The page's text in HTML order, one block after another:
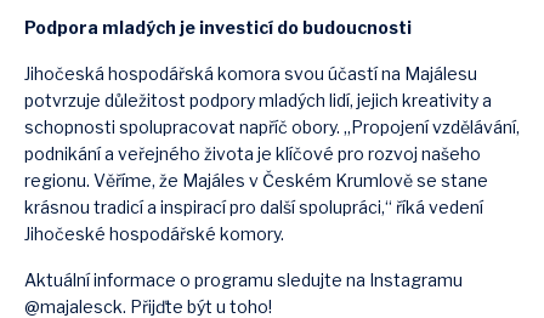
Podpora mladých je investicí do budoucnosti
Jihočeská hospodářská komora svou účastí na Majálesu
potvrzuje důležitost podpory mladých lidí, jejich kreativity a
schopnosti spolupracovat napříč obory. „Propojení vzdělávání,
podnikání a veřejného života je klíčové pro rozvoj našeho
regionu. Věříme, že Majáles v Českém Krumlově se stane
krásnou tradicí a inspirací pro další spolupráci,“ říká vedení
Jihočeské hospodářské komory.
Aktuální informace o programu sledujte na Instagramu
@majalesck. Přijďte být u toho!